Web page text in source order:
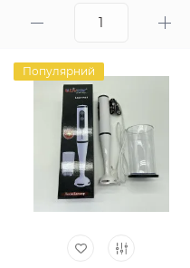
Популярний